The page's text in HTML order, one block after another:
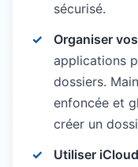
sécurisé.
Organiser
applications
dossiers.
enfoncée et
créer un
Utiliser